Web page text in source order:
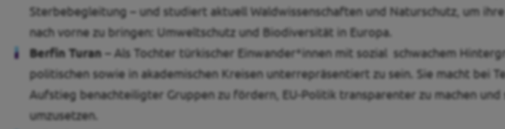
Sterbebegleitung – und studiert aktuell Waldwissenschaften und Naturschutz, um
nach vorne zu bringen: Umweltschutz und Biodiversität in Europa.
Berfin Turan – Als Tochter türkischer Einwander*innen mit sozial schwachem
politischen sowie in akademischen Kreisen unterrepräsentiert zu sein. Sie macht bei
Aufstieg benachteiligter Gruppen zu fördern, EU-Politik transparenter zu machen und
umzusetzen.